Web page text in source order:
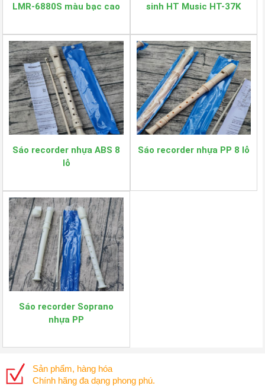
LMR-6880S màu bạc cao
sinh HT Music HT-37K
Sáo recorder nhựa ABS 8
lỗ
Sáo recorder nhựa PP 8 lỗ
Sáo recorder Soprano
nhựa PP
Sản phẩm, hàng hóa
Chính hãng đa dạng phong phú.